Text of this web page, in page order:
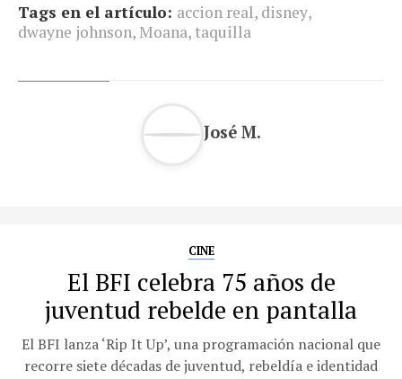
Tags en el artículo: accion real, disney,
dwayne johnson, Moana, taquilla
José M.
CINE
El BFI celebra 75 años de
juventud rebelde en pantalla
El BFI lanza ‘Rip It Up’, una programación nacional que
recorre siete décadas de juventud, rebeldía e identidad